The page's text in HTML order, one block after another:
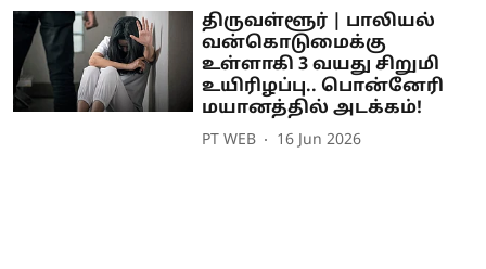
திருவள்ளூர் | பாலியல்
வன்கொடுமைக்கு
உள்ளாகி 3 வயது சிறுமி
உயிரிழப்பு.. பொன்னேரி
மயானத்தில் அடக்கம்!
PT WEB 16 Jun 2026